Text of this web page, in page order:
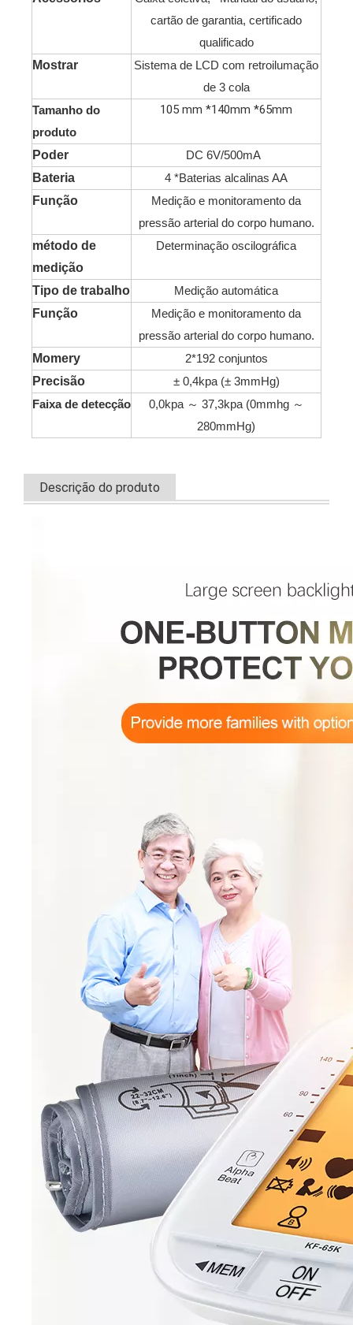
cartão de garantia, certificado
qualificado
Mostrar
Sistema de LCD com retroilumação
de 3 cola
Tamanho do
produto
105 mm *140mm *65mm
Poder
DC 6V/500mA
Bateria
4 *Baterias alcalinas AA
Função
Medição e monitoramento da
pressão arterial do corpo humano.
método de
medição
Determinação oscilográfica
Tipo de trabalho
Medição automática
Função
Medição e monitoramento da
pressão arterial do corpo humano.
Momery
2*192 conjuntos
Precisão
± 0,4kpa (± 3mmHg)
Faixa de detecção
0,0kpa ～ 37,3kpa (0mmhg ～
280mmHg)
Descrição do produto